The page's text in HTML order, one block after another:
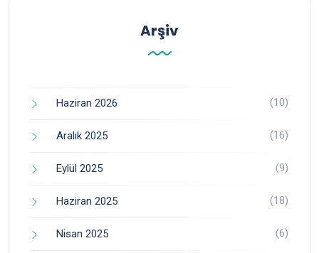
Arşiv
Haziran 2026 (10)
Aralık 2025 (16)
Eylül 2025 (9)
Haziran 2025 (18)
Nisan 2025 (6)